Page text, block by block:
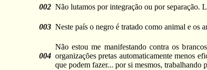
002 Não lutamos por integração ou por separação.
003 Neste país o negro é tratado como animal e os
004
Não estou me manifestando contra os
organizações pretas automaticamente menos
que podem fazer... por si mesmos, trabalhando